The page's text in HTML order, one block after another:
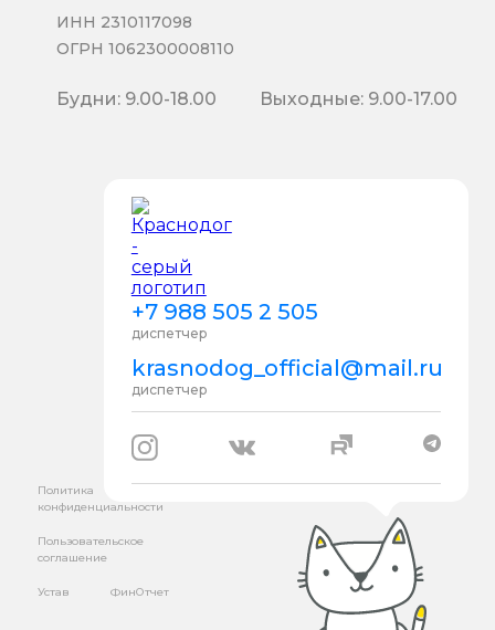
+7 988 505 2 505
диспетчер
krasnodog_official@mail.ru
диспетчер
ИНН 2310117098
ОГРН 1062300008110
Будни: 9.00-18.00 Выходные: 9.00-17.00
Политика
конфиденциальности
Пользовательское
соглашение
Устав ФинОтчет